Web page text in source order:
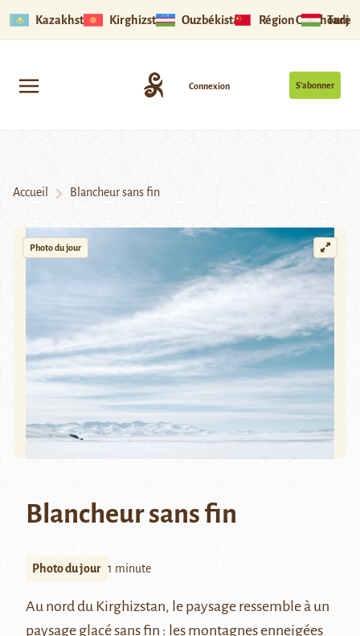
Kazakhstan Kirghizstan Ouzbékistan Région Ouïghoure
S’abonner
Connexion
Accueil Blancheur sans fin
Photo du jour
Blancheur sans fin
Photo du jour 1 minute
Au nord du Kirghizstan, le paysage ressemble à un
paysage glacé sans fin : les montagnes enneigées